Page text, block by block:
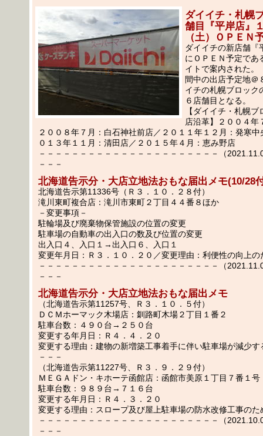
ダイイチ・札幌
舗目『平岸店』
（土）ＯＰＥＮ
ダイイチの新店舗『
にＯＰＥＮ予定であ
イトで案内された。
間中の出店予定地＠
イチの札幌ブロック
６店舗目となる。
【ダイイチ・札幌
店沿革】２００４年
２００８年７月：白石神社前店／２０１１年１２月：発寒中
０１３年１１月：清田店／２０１５年４月：恵み野店
－－－－－－－－－－－－－－－－－－－－－－（
－－－
北海道告示分・大店立地法おもな届出メモ(10/28
北海道告示第11336号（Ｒ３．１０．２８付）
滝川東町複合店：滝川市東町２丁目４４番８ほか
－変更事項－
駐輪場及び廃棄物保管施設の位置の変更
駐車場の自動車の出入口の数及び位置の変更
出入口４、入口１→出入口６、入口１
変更年月日：Ｒ３．１０．２０／変更理由：利便性の向上の
－－－－－－－－－－－－－－－－－－－－－－（
－－－
北海道告示分・大店立地法おもな届出メモ
（北海道告示第11257号、Ｒ３．１０．５付）
ＤＣＭホーマック木場店：釧路町木場２丁目１番２
駐車台数：４９０台→２５０台
変更する年月日：Ｒ４．４．２０
変更する理由：建物の新増築工事着手に伴い駐車場が減少す
－－－
（北海道告示第11227号、Ｒ３．９．２９付）
ＭＥＧＡドン・キホーテ函館店：函館市美原１丁目７番１号
駐車台数：９８９台→７１６台
変更する年月日：Ｒ４．３．２０
変更する理由：スロープ及び屋上駐車場の防水改修工事のた
－－－－－－－－－－－－－－－－－－－－－－（
－－－